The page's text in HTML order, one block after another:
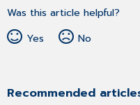
Was this article helpful?
Yes
No
Recommended